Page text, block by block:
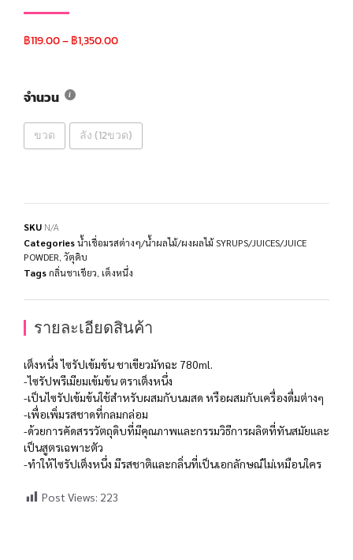
฿119.00–฿1,350.00
จำนวน
ขวด ลัง (12ขวด)
SKU N/A
Categoriesน้ำเชื่อมรสต่างๆ/น้ำผลไม้/ผงผลไม้ SYRUPS/JUICES/JUICE
POWDER วัตุดิบ
Tagsกลิ่นชาเขียว เต็งหนึ่ง
รายละเอียดสินค้า
เต็งหนึ่ง ไซรัปเข้มข้น ชาเขียวมัทฉะ 780ml.
-ไซรัปพรีเมียมเข้มข้น ตราเต็งหนึ่ง
-เป็นไซรัปเข้มข้นใช้สำหรับผสมกับนมสด หรือผสมกับเครื่องดื่มต่างๆ
-เพื่อเพิ่มรสชาดที่กลมกล่อม
-ด้วยการคัดสรรวัตถุดิบที่มีคุณภาพและกรรมวิธีการผลิตที่ทันสมัยและ
เป็นสูตรเฉพาะตัว
-ทำให้ไซรัปเต็งหนึ่ง มีรสชาติและกลิ่นที่เป็นเอกลักษณ์ไม่เหมือนใคร
Post Views: 223